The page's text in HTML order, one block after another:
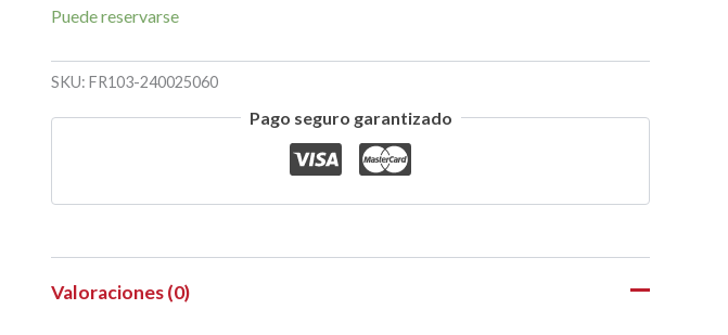
Puede reservarse
SKU: FR103-240025060
Pago seguro garantizado
Valoraciones (0)